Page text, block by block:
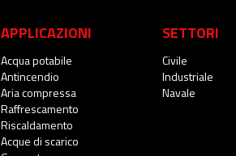
APPLICAZIONI
Acqua potabile
Antincendio
Aria compressa
Raffrescamento
Riscaldamento
Acque di scarico
SETTORI
Civile
Industriale
Navale